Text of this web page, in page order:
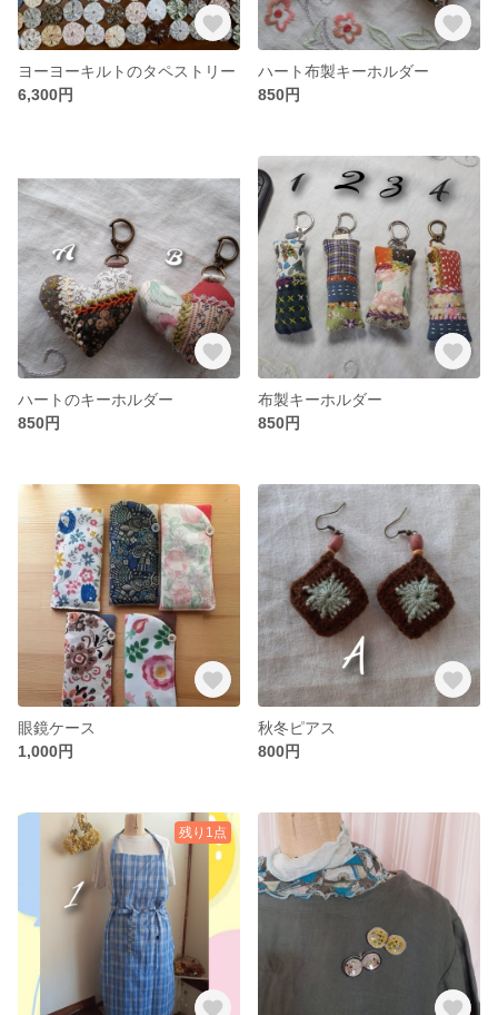
ヨーヨーキルトのタペストリー
6,300円
ハート布製キーホルダー
850円
ハートのキーホルダー
850円
布製キーホルダー
850円
眼鏡ケース
1,000円
秋冬ピアス
800円
残り1点